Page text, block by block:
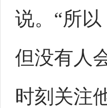
说。“所
但没有人
时刻关注